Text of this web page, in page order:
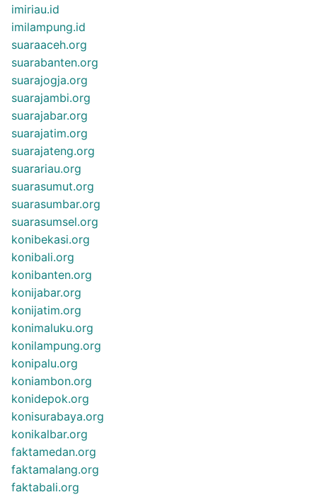
imiriau.id
imilampung.id
suaraaceh.org
suarabanten.org
suarajogja.org
suarajambi.org
suarajabar.org
suarajatim.org
suarajateng.org
suarariau.org
suarasumut.org
suarasumbar.org
suarasumsel.org
konibekasi.org
konibali.org
konibanten.org
konijabar.org
konijatim.org
konimaluku.org
konilampung.org
konipalu.org
koniambon.org
konidepok.org
konisurabaya.org
konikalbar.org
faktamedan.org
faktamalang.org
faktabali.org